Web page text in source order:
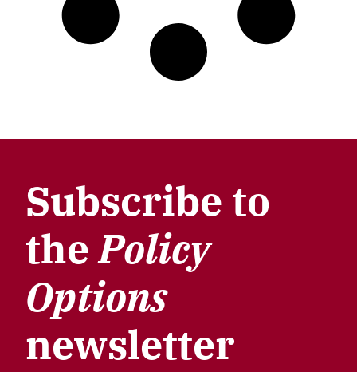
Subscribe to
thePolicy
Options
newsletter